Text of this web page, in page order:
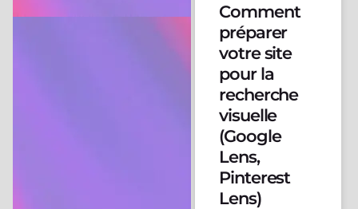
Comment
préparer
votre site
pour la
recherche
visuelle
(Google
Lens,
Pinterest
Lens)